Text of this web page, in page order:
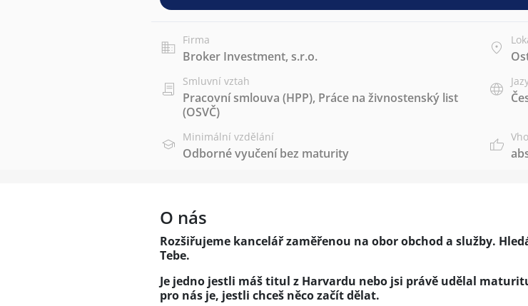
Firma
Broker Investment, s.r.o.
Smluvní vztah
Pracovní smlouva (HPP), Práce na živnostenský list
(OSVČ)
Minimální vzdělání
Odborné vyučení bez maturity
O nás
Rozšiřujeme kancelář zaměřenou na obor obchod a služby.
Tebe.
Je jedno jestli máš titul z Harvardu nebo jsi právě udělal
pro nás je, jestli chceš něco začít dělat.